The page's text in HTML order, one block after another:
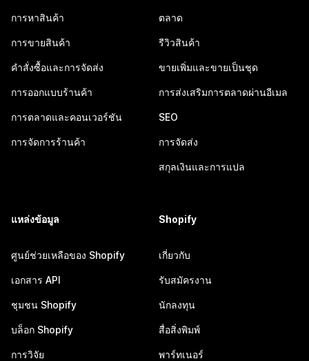
การหาสินค้า
การขายสินค้า
คำสั่งซื้อและการจัดส่ง
การออกแบบร้านค้า
การตลาดและคอนเวอร์ชัน
การจัดการร้านค้า
ตลาด
รีวิวสินค้า
ขายเพิ่มและขายเป็นชุด
การส่งเสริมการตลาดผ่านอีเมล
SEO
การจัดส่ง
สกุลเงินและการแปล
แหล่งข้อมูล
ศูนย์ช่วยเหลือของ Shopify
เอกสาร API
ชุมชน Shopify
บล็อก Shopify
การวิจัย
Shopify
เกี่ยวกับ
รับสมัครงาน
นักลงทุน
สื่อสิ่งพิมพ์
พาร์ทเนอร์